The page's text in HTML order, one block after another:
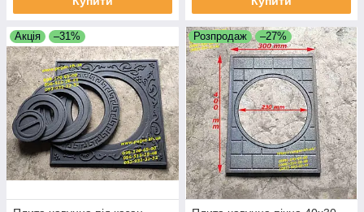
Акція –31% Розпродаж –27%